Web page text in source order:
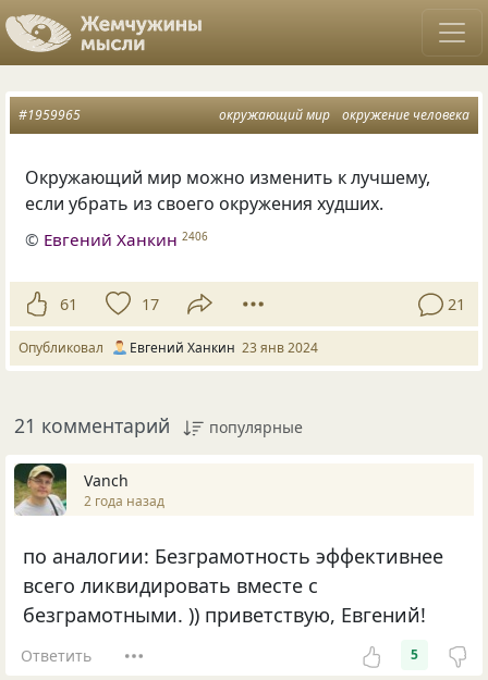
окружающий мир окружение человека
#1959965
Окружающий мир можно изменить к лучшему,
если убрать из своего окружения худших.
© Евгений Ханкин 2406
61 17 21
Опубликовал Евгений Ханкин 23 янв 2024
21 комментарий популярные
Vanch
2 года назад
по аналогии: Безграмотность эффективнее
всего ликвидировать вместе с
безграмотными. )) приветствую, Евгений!
Ответить 5